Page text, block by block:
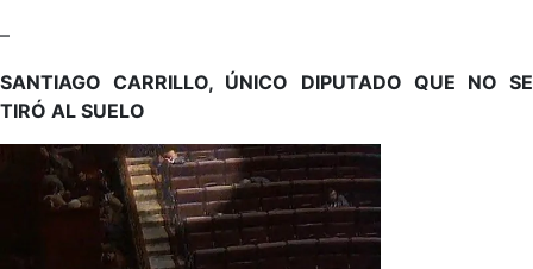
–
SANTIAGO CARRILLO, ÚNICO DIPUTADO QUE NO SE
TIRÓ AL SUELO